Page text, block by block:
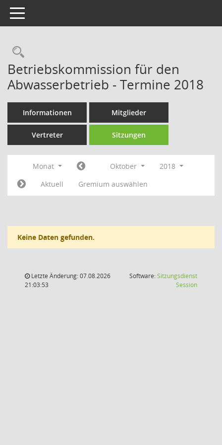
Toggle navigation
Rechercheauswahl
Betriebskommission für den
Abwasserbetrieb - Termine 2018
Informationen Mitglieder
Vertreter Sitzungen
Monat Oktober
2018
Aktuell
Gremium auswählen
Keine Daten gefunden.
Letzte Änderung: 07.08.2026
21:03:53
Software:Sitzungsdienst
Session(Wird in